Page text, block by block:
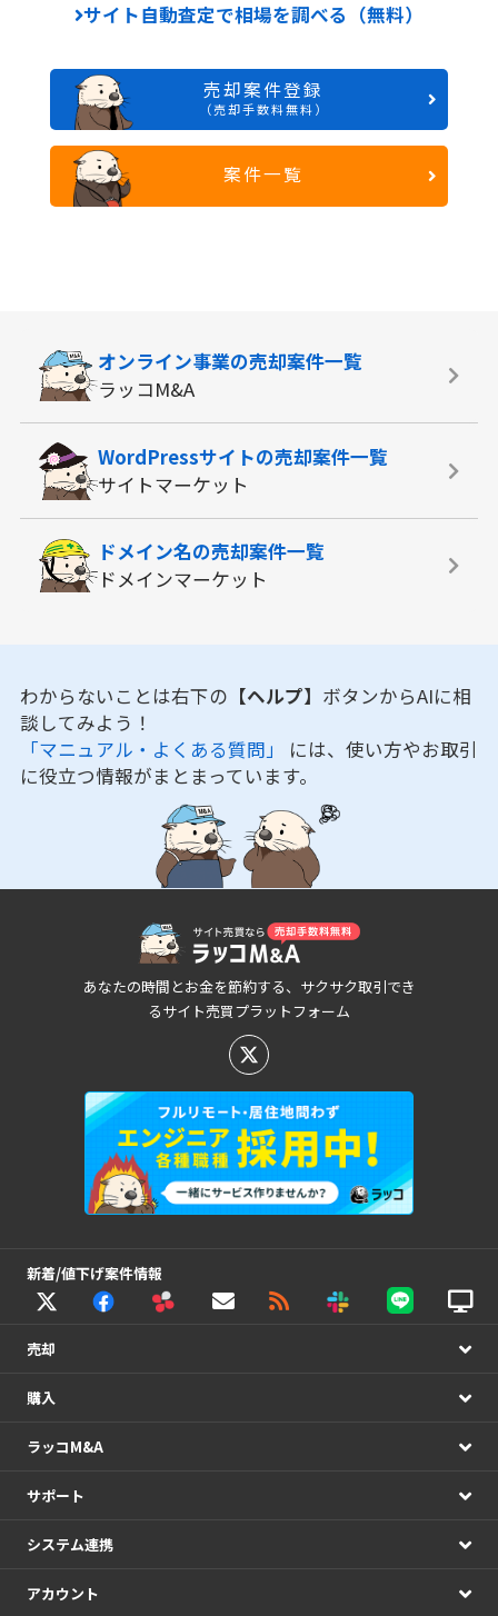
サイト自動査定で相場を調べる（無料）
売却案件登録
（売却手数料無料）
案件一覧
オンライン事業の売却案件一覧
ラッコM&A
WordPressサイトの売却案件一覧
サイトマーケット
ドメイン名の売却案件一覧
ドメインマーケット
わからないことは右下の 【ヘルプ】 ボタンからAIに相
談してみよう！
「マニュアル・よくある質問」 には、使い方やお取引
に役立つ情報がまとまっています。
あなたの時間とお金を節約する、サクサク取引でき
るサイト売買プラットフォーム
新着/値下げ案件情報
売却
購入
ラッコM&A
サポート
システム連携
アカウント